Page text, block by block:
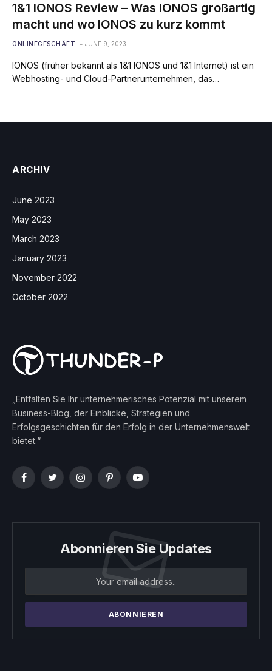
1&1 IONOS Review – Was IONOS großartig
macht und wo IONOS zu kurz kommt
ONLINEGESCHÄFT JUNE 9, 2023
IONOS (früher bekannt als 1&1 IONOS und 1&1 Internet) ist ein
Webhosting- und Cloud-Partnerunternehmen, das…
ARCHIV
June 2023
May 2023
March 2023
January 2023
November 2022
October 2022
„Entfalten Sie Ihr unternehmerisches Potenzial mit unserem
Business-Blog, der Einblicke, Strategien und
Erfolgsgeschichten für den Erfolg in der Unternehmenswelt
bietet.“
FacebookTwitterInstagramPinterestYouTube
Abonnieren Sie Updates